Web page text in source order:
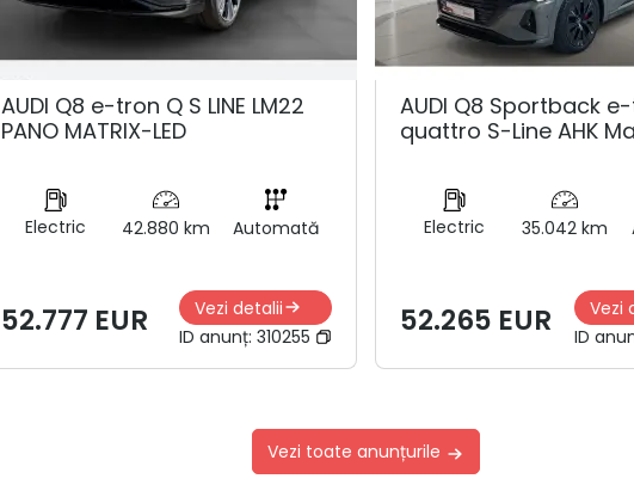
AUDI Q8 e-tron Q S LINE LM22
PANO MATRIX-LED
Electric 42.880 km Automată
52.777 EUR
Vezi detalii
ID anunț: 310255
AUDI Q8 Sportback
quattro S-Line AHK
Electric 35.042 km
52.265 EUR
Vezi
ID
Vezi toate anunțurile